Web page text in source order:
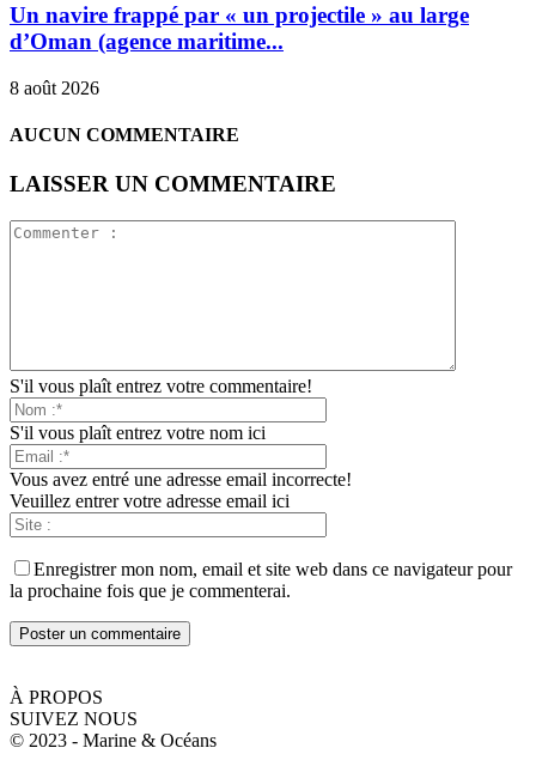
Un navire frappé par « un projectile » au large
d’Oman (agence maritime...
8 août 2026
AUCUN COMMENTAIRE
LAISSER UN COMMENTAIRE
S'il vous plaît entrez votre commentaire!
S'il vous plaît entrez votre nom ici
Vous avez entré une adresse email incorrecte!
Veuillez entrer votre adresse email ici
Enregistrer mon nom, email et site web dans ce navigateur pour
la prochaine fois que je commenterai.
À PROPOS
SUIVEZ NOUS
© 2023 - Marine & Océans